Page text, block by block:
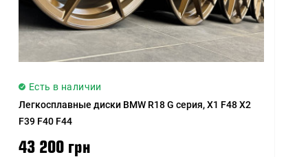
Есть в наличии
Легкосплавные диски BMW R18 G серия, X1 F48 X2
F39 F40 F44
43 200 грн